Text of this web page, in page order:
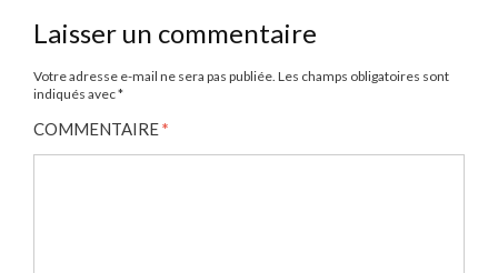
Laisser un commentaire
Votre adresse e-mail ne sera pas publiée. Les champs obligatoires sont
indiqués avec*
COMMENTAIRE*